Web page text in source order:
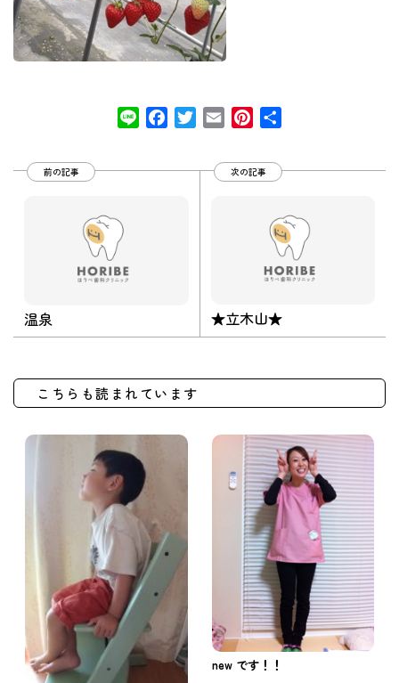
Line FacebookTwitter
Email Pinterest
前の記事
温泉
次の記事
★立木山★
こちらも読まれています
new です！！